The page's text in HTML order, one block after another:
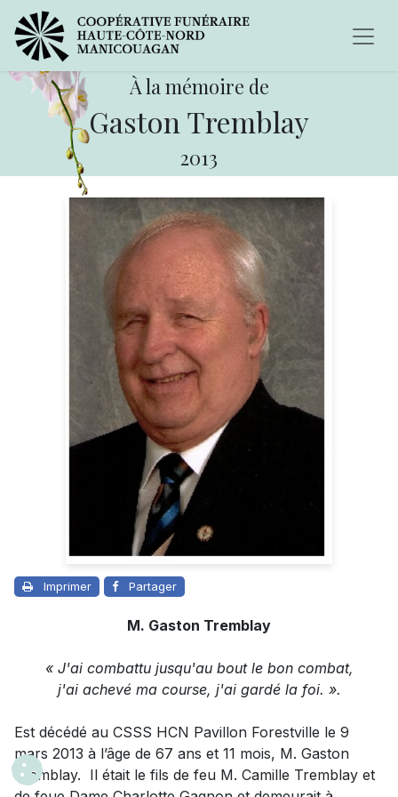
À la mémoire de
Gaston Tremblay
2013
Imprimer Partager
M. Gaston Tremblay
« J'ai combattu jusqu'au bout le bon combat,
j'ai achevé ma course, j'ai gardé la foi. ».
Est décédé au CSSS HCN Pavillon Forestville le 9
mars 2013 à l’âge de 67 ans et 11 mois, M. Gaston
Tremblay. Il était le fils de feu M. Camille Tremblay et